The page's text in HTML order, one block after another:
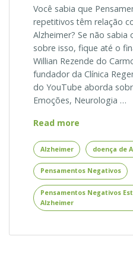
Você sabia que
repetitivos têm relação
Alzheimer? Se não sabia
sobre isso, fique até o
Willian Rezende do
fundador da Clínica
do YouTube aborda
Emoções, Neurologia …
Read more
Negativos
Estão
Ligados
Doença
Alzheimer doença de
Pensamentos Negativos
Pensamentos Negativos
Alzheimer